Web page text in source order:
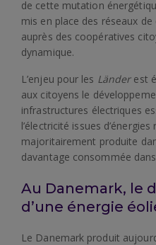
de cette mutation
mis en place des réseaux
auprès des coopératives
dynamique.
L’enjeu pour les Länderest
aux citoyens le
infrastructures électriques
l’électricité issues
majoritairement produite
davantage consommée
Au Danemark, le
d’une énergie
Le Danemark produit